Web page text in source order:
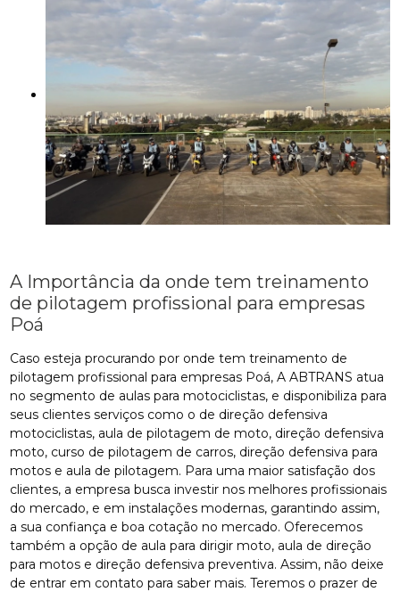
A Importância da onde tem treinamento
de pilotagem profissional para empresas
Poá
Caso esteja procurando por onde tem treinamento de
pilotagem profissional para empresas Poá, A ABTRANS atua
no segmento de aulas para motociclistas, e disponibiliza para
seus clientes serviços como o de direção defensiva
motociclistas, aula de pilotagem de moto, direção defensiva
moto, curso de pilotagem de carros, direção defensiva para
motos e aula de pilotagem. Para uma maior satisfação dos
clientes, a empresa busca investir nos melhores profissionais
do mercado, e em instalações modernas, garantindo assim,
a sua confiança e boa cotação no mercado. Oferecemos
também a opção de aula para dirigir moto, aula de direção
para motos e direção defensiva preventiva. Assim, não deixe
de entrar em contato para saber mais. Teremos o prazer de